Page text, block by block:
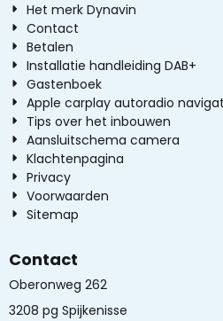
Het merk Dynavin
Contact
Betalen
Installatie handleiding DAB+
Gastenboek
Apple carplay autoradio
Tips over het inbouwen
Aansluitschema camera
Klachtenpagina
Privacy
Voorwaarden
Sitemap
Contact
Oberonweg 262
3208 pg Spijkenisse